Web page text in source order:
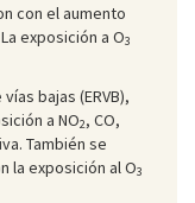
con el aumento
exposición a O3
bajas (ERVB),
a NO2, CO,
También se
la exposición al O3